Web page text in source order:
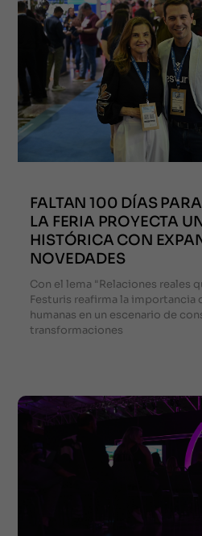
FALTAN 100 DÍAS
LA FERIA PROYECTA
HISTÓRICA CON
NOVEDADES
Con el lema "Relaciones reales
Festuris reafirma la importancia
humanas en un escenario de
transformaciones